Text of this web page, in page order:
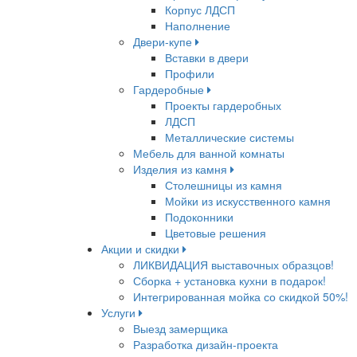
Корпус ЛДСП
Наполнение
Двери-купе
Вставки в двери
Профили
Гардеробные
Проекты гардеробных
ЛДСП
Металлические системы
Мебель для ванной комнаты
Изделия из камня
Столешницы из камня
Мойки из искусственного камня
Подоконники
Цветовые решения
Акции и скидки
ЛИКВИДАЦИЯ выставочных образцов!
Сборка + установка кухни в подарок!
Интегрированная мойка со скидкой 50%!
Услуги
Выезд замерщика
Разработка дизайн-проекта